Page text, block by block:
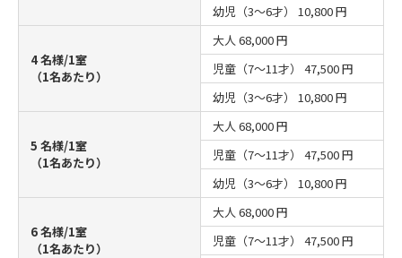
幼児（3～6才） 10,800 円
4 名様/1室
（1名あたり）
大人 68,000 円
児童（7～11才） 47,500 円
幼児（3～6才） 10,800 円
5 名様/1室
（1名あたり）
大人 68,000 円
児童（7～11才） 47,500 円
幼児（3～6才） 10,800 円
6 名様/1室
（1名あたり）
大人 68,000 円
児童（7～11才） 47,500 円